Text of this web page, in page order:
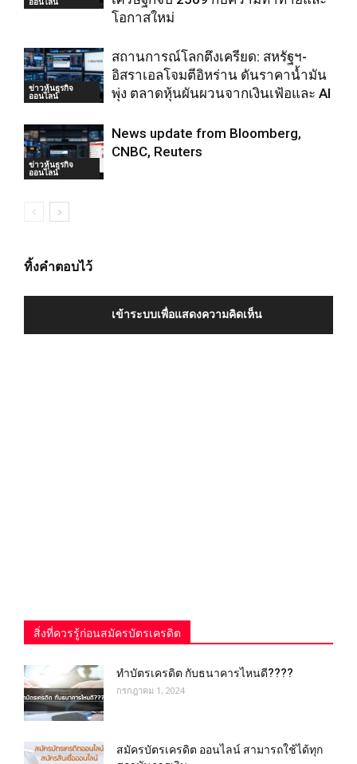
โอกาสใหม่
ข่าวหุ้นธุรกิจ
ออนไลน์
สถานการณ์โลกตึงเครียด: สหรัฐฯ-
อิสราเอลโจมตีอิหร่าน ดันราคาน้ำมัน
พุ่ง ตลาดหุ้นผันผวนจากเงินเฟ้อและ AI
ข่าวหุ้นธุรกิจ
ออนไลน์
News update from Bloomberg,
CNBC, Reuters
ทิ้งคำตอบไว้
เข้าระบบเพื่อแสดงความคิดเห็น
สิ่งที่ควรรู้ก่อนสมัครบัตรเครดิต
ทำบัตรเครดิต กับธนาคารไหนดี????
กรกฎาคม 1, 2024
สมัครบัตรเครดิต ออนไลน์ สามารถใช้ได้ทุก